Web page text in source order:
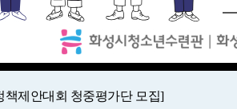
책제안대회 청중평가단 모집]